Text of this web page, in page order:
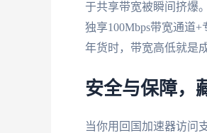
于共享带宽被瞬间挤爆
独享100Mbps带宽通道
年货时，带宽高低就是
安全与保障，
当你用回国加速器访问